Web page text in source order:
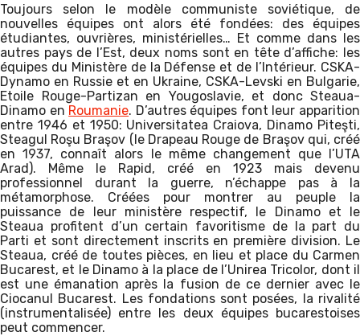
Toujours selon le modèle communiste soviétique, de
nouvelles équipes ont alors été fondées: des équipes
étudiantes, ouvrières, ministérielles… Et comme dans les
autres pays de l’Est, deux noms sont en tête d’affiche: les
équipes du Ministère de la Défense et de l’Intérieur. CSKA-
Dynamo en Russie et en Ukraine, CSKA-Levski en Bulgarie,
Etoile Rouge-Partizan en Yougoslavie, et donc Steaua-
Dinamo en Roumanie. D’autres équipes font leur apparition
entre 1946 et 1950: Universitatea Craiova, Dinamo Piteşti,
Steagul Roşu Braşov (le Drapeau Rouge de Braşov qui, créé
en 1937, connaît alors le même changement que l’UTA
Arad). Même le Rapid, créé en 1923 mais devenu
professionnel durant la guerre, n’échappe pas à la
métamorphose. Créées pour montrer au peuple la
puissance de leur ministère respectif, le Dinamo et le
Steaua profitent d’un certain favoritisme de la part du
Parti et sont directement inscrits en première division. Le
Steaua, créé de toutes pièces, en lieu et place du Carmen
Bucarest, et le Dinamo à la place de l’Unirea Tricolor, dont il
est une émanation après la fusion de ce dernier avec le
Ciocanul Bucarest. Les fondations sont posées, la rivalité
(instrumentalisée) entre les deux équipes bucarestoises
peut commencer.